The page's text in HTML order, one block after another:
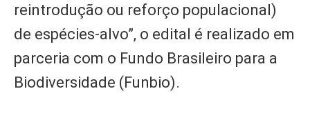
reintrodução ou reforço populacional)
de espécies-alvo”, o edital é realizado em
parceria com o Fundo Brasileiro para a
Biodiversidade (Funbio).